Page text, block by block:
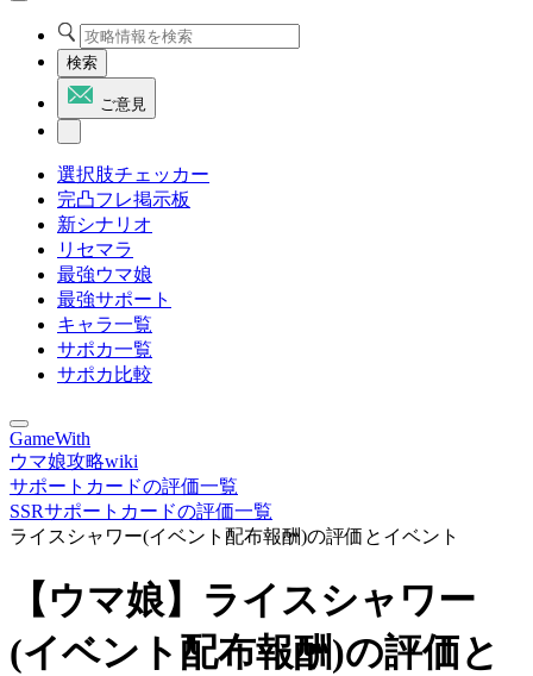
検索
ご意見
選択肢チェッカー
完凸フレ掲示板
新シナリオ
リセマラ
最強ウマ娘
最強サポート
キャラ一覧
サポカ一覧
サポカ比較
GameWith
ウマ娘攻略wiki
サポートカードの評価一覧
SSRサポートカードの評価一覧
ライスシャワー(イベント配布報酬)の評価とイベント
【ウマ娘】ライスシャワー
(イベント配布報酬)の評価と